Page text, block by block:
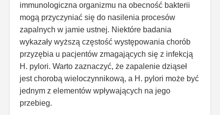
immunologiczna organizmu na obecność bakterii
mogą przyczyniać się do nasilenia procesów
zapalnych w jamie ustnej. Niektóre badania
wykazały wyższą częstość występowania chorób
przyzębia u pacjentów zmagających się z infekcją
H. pylori. Warto zaznaczyć, że zapalenie dziąseł
jest chorobą wieloczynnikową, a H. pylori może być
jednym z elementów wpływających na jego
przebieg.